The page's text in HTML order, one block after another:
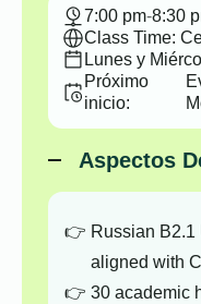
7:00 pm-8:30
Class Time:
Lunes y
Próximo
inicio:
Aspectos
Russian B2.1
aligned with
30 academic